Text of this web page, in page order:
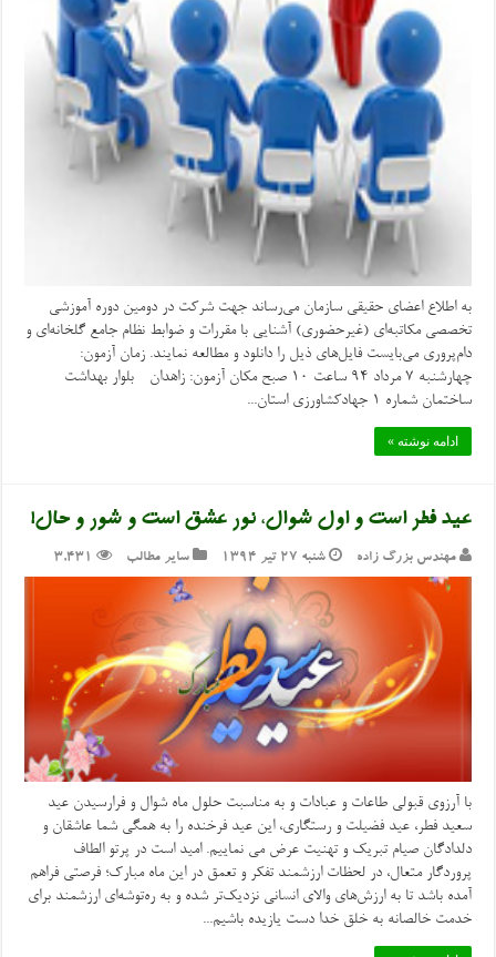
به اطلاع اعضای حقیقی سازمان می‌رساند جهت شرکت در دومین دوره آموزشی
تخصصی مکاتبه‌ای (غیرحضوری) آشنایی با مقررات و ضوابط نظام جامع گلخانه‌ای و
دام‌پروری می‌بایست فایل‌های ذیل را دانلود و مطالعه نمایند. زمان آزمون:
چهارشنبه 7 مرداد 94 ساعت ۱۰ صبح مکان آزمون: زاهدان - بلوار بهداشت -
ساختمان شماره 1 جهادکشاورزی استان...
ادامه نوشته »
عید فطر است و اول شوال، نور عشق است و شور و حال!
مهندس بزرگ زاده شنبه ۲۷ تیر ۱۳۹۴ سایر مطالب 3,431
با آرزوی قبولی طاعات و عبادات و به مناسبت حلول ماه شوال و فرارسیدن عید
سعید فطر، عید فضیلت و رستگاری، این عید فرخنده را به همگی شما عاشقان و
دلدادگان صیام تبریک و تهنیت عرض می نماییم. امید است در پرتو الطاف
پروردگار متعال، در لحظات ارزشمند تفکر و تعمق در این ماه مبارک؛ فرصتی فراهم
آمده باشد تا به ارزش‌های والای انسانی نزدیک‌تر شده و به ره‌توشه‌ای ارزشمند برای
خدمت خالصانه به خلق خدا دست یازیده باشیم...